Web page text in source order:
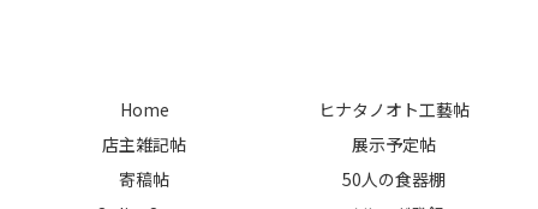
Home
ヒナタノオト工藝帖
店主雑記帖
展示予定帖
寄稿帖
50人の食器棚